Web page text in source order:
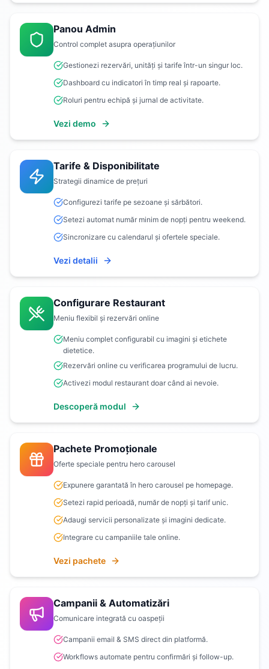
Panou Admin
Control complet asupra operațiunilor
Gestionezi rezervări, unități și tarife într-un singur loc.
Dashboard cu indicatori în timp real și rapoarte.
Roluri pentru echipă și jurnal de activitate.
Vezi demo
Tarife & Disponibilitate
Strategii dinamice de prețuri
Configurezi tarife pe sezoane și sărbători.
Setezi automat număr minim de nopți pentru weekend.
Sincronizare cu calendarul și ofertele speciale.
Vezi detalii
Configurare Restaurant
Meniu flexibil și rezervări online
Meniu complet configurabil cu imagini și etichete
dietetice.
Rezervări online cu verificarea programului de lucru.
Activezi modul restaurant doar când ai nevoie.
Descoperă modul
Pachete Promoționale
Oferte speciale pentru hero carousel
Expunere garantată în hero carousel pe homepage.
Setezi rapid perioadă, număr de nopți și tarif unic.
Adaugi servicii personalizate și imagini dedicate.
Integrare cu campaniile tale online.
Vezi pachete
Campanii & Automatizări
Comunicare integrată cu oaspeții
Campanii email & SMS direct din platformă.
Workflows automate pentru confirmări și follow-up.